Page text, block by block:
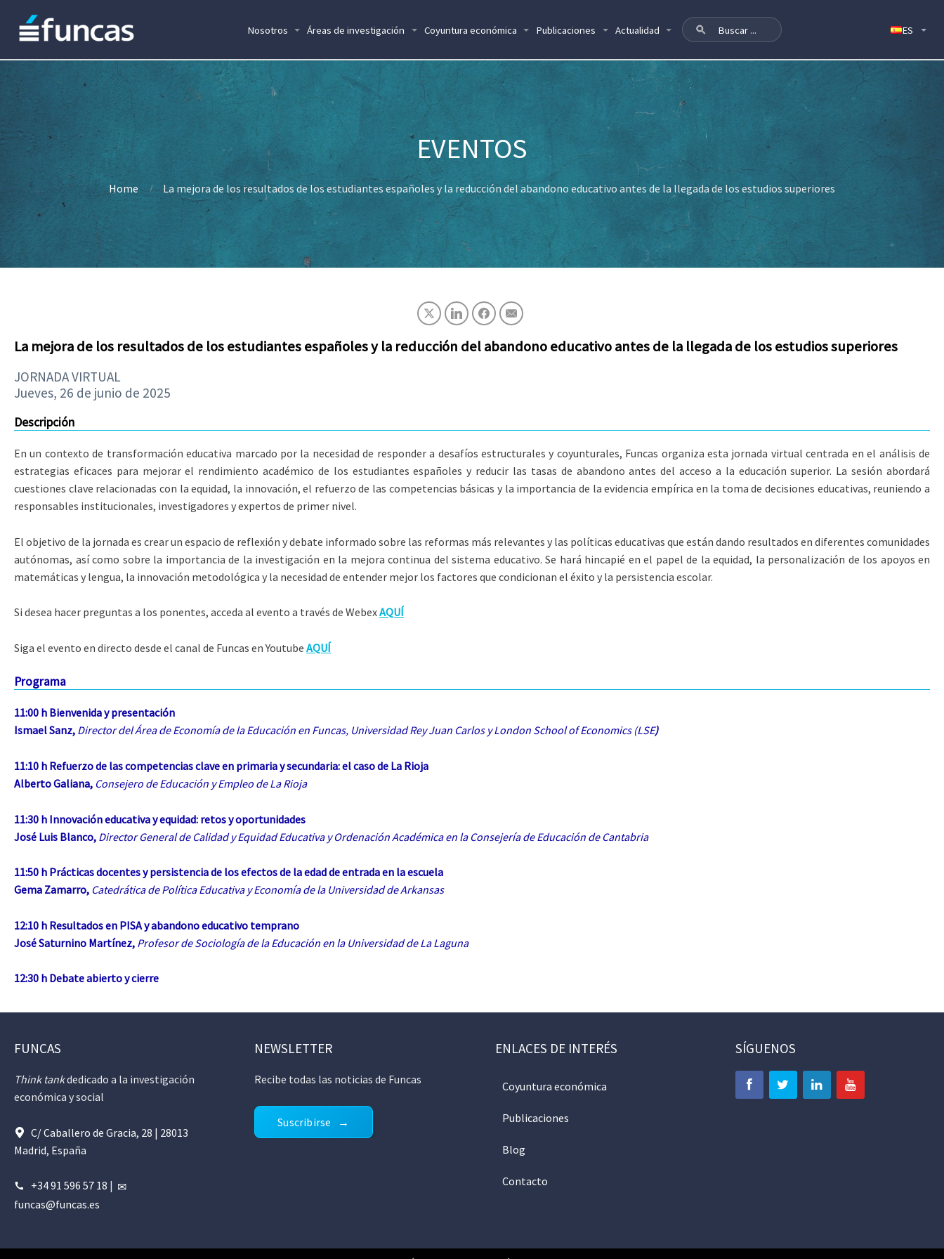
Nosotros Áreas de investigación Coyuntura económica Publicaciones Actualidad
Home La mejora de los resultados de los estudiantes españoles y la reducción del abandono educativo antes de la llegada de los estudios superiores
La mejora de los resultados de los estudiantes españoles y la reducción del abandono educativo antes de la llegada de los estudios superiores
JORNADA VIRTUAL
Jueves, 26 de junio de 2025
Descripción
En un contexto de transformación educativa marcado por la necesidad de responder a desafíos estructurales y coyunturales, Funcas organiza esta jornada virtual centrada en el análisis de
estrategias eficaces para mejorar el rendimiento académico de los estudiantes españoles y reducir las tasas de abandono antes del acceso a la educación superior. La sesión abordará
cuestiones clave relacionadas con la equidad, la innovación, el refuerzo de las competencias básicas y la importancia de la evidencia empírica en la toma de decisiones educativas, reuniendo a
responsables institucionales, investigadores y expertos de primer nivel.
El objetivo de la jornada es crear un espacio de reflexión y debate informado sobre las reformas más relevantes y las políticas educativas que están dando resultados en diferentes comunidades
autónomas, así como sobre la importancia de la investigación en la mejora continua del sistema educativo. Se hará hincapié en el papel de la equidad, la personalización de los apoyos en
matemáticas y lengua, la innovación metodológica y la necesidad de entender mejor los factores que condicionan el éxito y la persistencia escolar.
Si desea hacer preguntas a los ponentes, acceda al evento a través de WebexAQUÍ
Siga el evento en directo desde el canal de Funcas en Youtube AQUÍ
Programa
11:00 h Bienvenida y presentación
Ismael Sanz, Director del Área de Economía de la Educación en Funcas, Universidad Rey Juan Carlos y London School of Economics (LSE)
11:10 h Refuerzo de las competencias clave en primaria y secundaria: el caso de La Rioja
Alberto Galiana, Consejero de Educación y Empleo de La Rioja
11:30 h Innovación educativa y equidad: retos y oportunidades
José Luis Blanco, Director General de Calidad y Equidad Educativa y Ordenación Académica en la Consejería de Educación de Cantabria
11:50 h Prácticas docentes y persistencia de los efectos de la edad de entrada en la escuela
Gema Zamarro, Catedrática de Política Educativa y Economía de la Universidad de Arkansas
12:10 h Resultados en PISA y abandono educativo temprano
José Saturnino Martínez, Profesor de Sociología de la Educación en la Universidad de La Laguna
12:30 h Debate abierto y cierre
FUNCAS
Think tankdedicado a la investigación
económica y social
C/ Caballero de Gracia, 28 | 28013
Madrid, España
+34 91 596 57 18 |
funcas@funcas.es
NEWSLETTER
Recibe todas las noticias de Funcas
Suscribirse
ENLACES DE INTERÉS
Coyuntura económica
Publicaciones
Blog
Contacto
SÍGUENOS